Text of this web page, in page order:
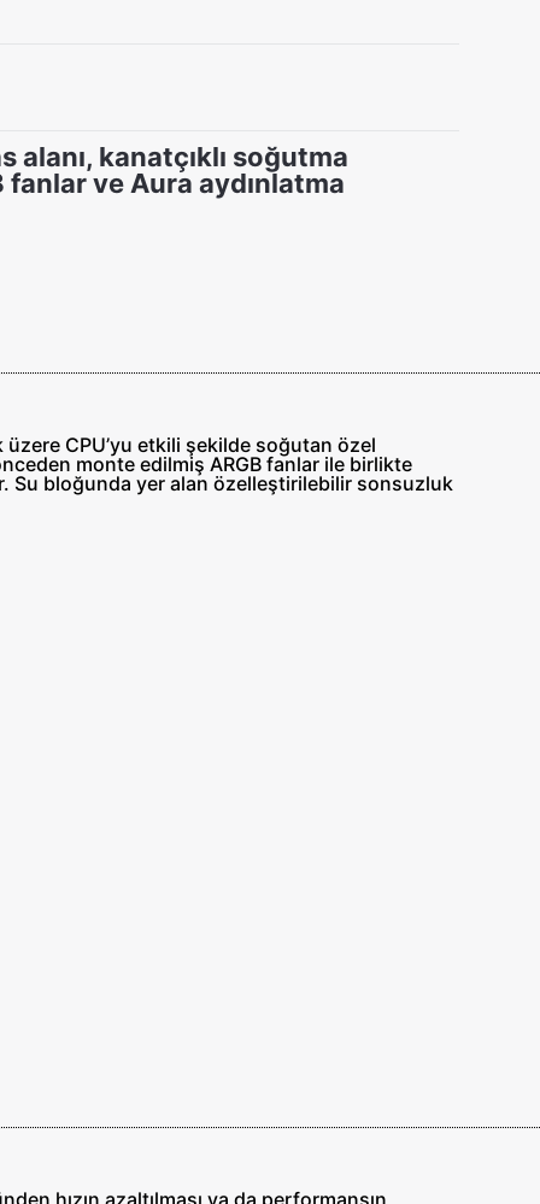
alanı, kanatçıklı soğutma
ve Aura aydınlatma
CPU’yu etkili şekilde soğutan özel
monte edilmiş ARGB fanlar ile birlikte
Su bloğunda yer alan özelleştirilebilir sonsuzluk
hızın azaltılması ya da performansın